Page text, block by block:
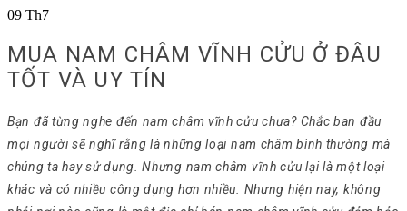
09 Th7
MUA NAM CHÂM VĨNH CỬU Ở ĐÂU
TỐT VÀ UY TÍN
Bạn đã từng nghe đến nam châm vĩnh cửu chưa? Chắc ban đầu
mọi người sẽ nghĩ rằng là những loại nam châm bình thường mà
chúng ta hay sử dụng. Nhưng nam châm vĩnh cửu lại là một loại
khác và có nhiều công dụng hơn nhiều. Nhưng hiện nay, không